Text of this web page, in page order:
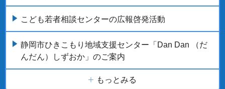
こども若者相談センターの広報啓発活動
静岡市ひきこもり地域支援センター「Dan Dan （だ
んだん）しずおか」のご案内
もっとみる